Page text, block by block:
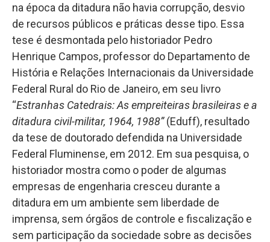
na época da ditadura não havia corrupção, desvio
de recursos públicos e práticas desse tipo. Essa
tese é desmontada pelo historiador Pedro
Henrique Campos, professor do Departamento de
História e Relações Internacionais da Universidade
Federal Rural do Rio de Janeiro, em seu livro
“Estranhas Catedrais: As empreiteiras brasileiras e a
ditadura civil-militar, 1964, 1988”(Eduff), resultado
da tese de doutorado defendida na Universidade
Federal Fluminense, em 2012. Em sua pesquisa, o
historiador mostra como o poder de algumas
empresas de engenharia cresceu durante a
ditadura em um ambiente sem liberdade de
imprensa, sem órgãos de controle e fiscalização e
sem participação da sociedade sobre as decisões